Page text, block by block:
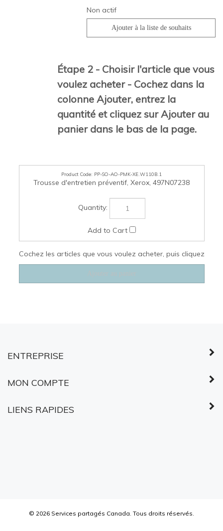
Non actif
Étape 2 - Choisir l'article que vous
voulez acheter - Cochez dans la
colonne Ajouter, entrez la
quantité et cliquez sur Ajouter au
panier dans le bas de la page.
PP-SO-AO-PMK-XE.W110B.1
Trousse d'entretien préventif, Xerox, 497N07238
Cochez les articles que vous voulez acheter, puis cliquez